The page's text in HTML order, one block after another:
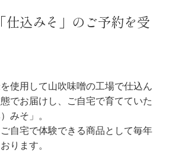
仕込みそ」のご予約を受
使用して山吹味噌の工場で仕込ん
でお届けし、ご自宅で育てていた
みそ」。
自宅で体験できる商品として毎年
ります。